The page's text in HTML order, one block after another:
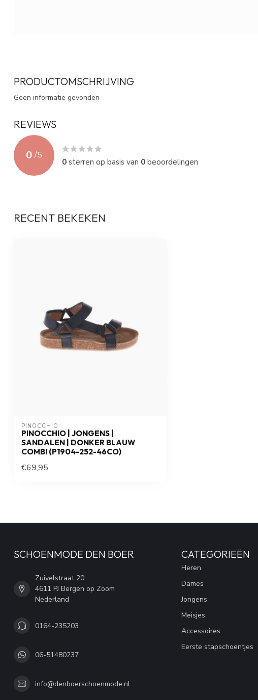
PRODUCTOMSCHRIJVING
Geen informatie gevonden
REVIEWS
0 /5
0sterren op basis van 0beoordelingen
RECENT BEKEKEN
PINOCCHIO
PINOCCHIO | JONGENS |
SANDALEN | DONKER BLAUW
COMBI (P1904-252-46CO)
€69,95
SCHOENMODE DEN BOER
Zuivelstraat 20
4611 PJ Bergen op Zoom
Nederland
0164-235203
06-51480237
info@denboerschoenmode.nl
CATEGORIEËN
Heren
Dames
Jongens
Meisjes
Accessoires
Eerste stapschoentjes